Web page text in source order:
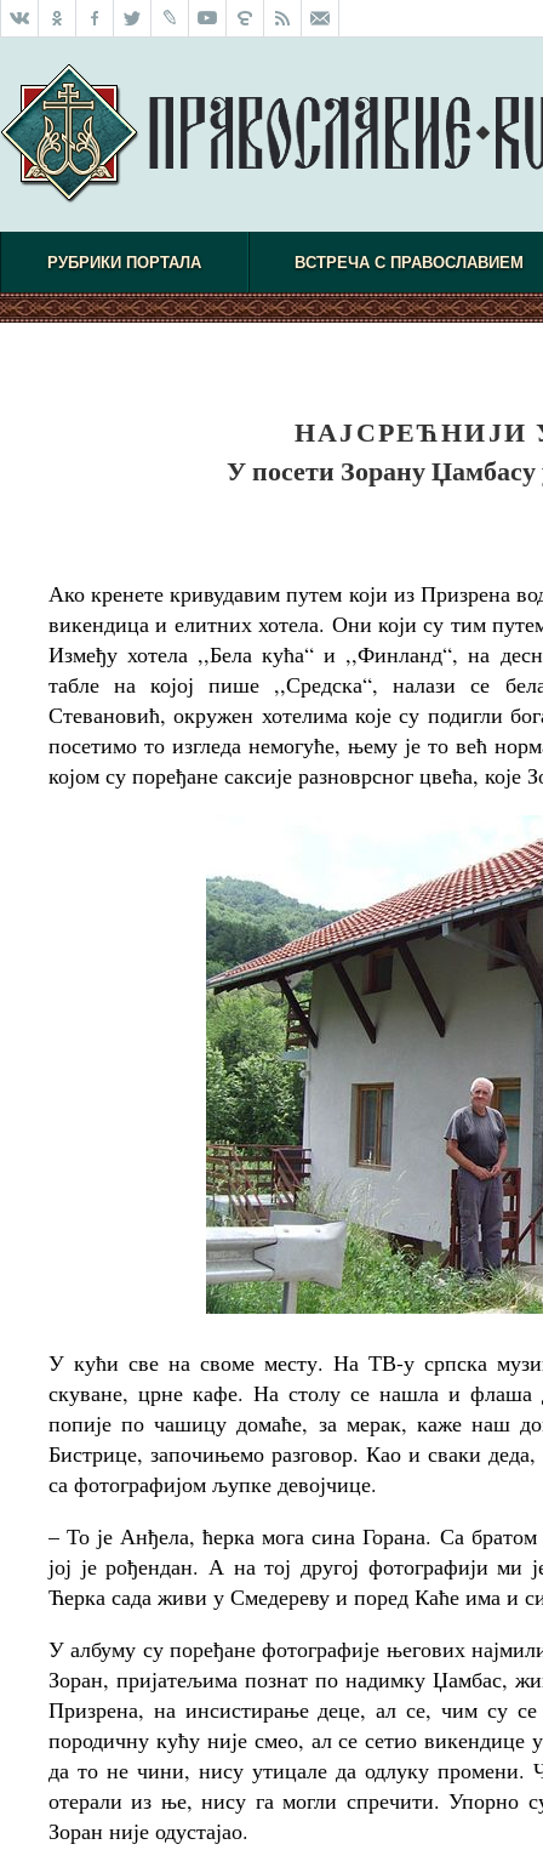
РУБРИКИ ПОРТАЛА ВСТРЕЧА С ПРАВОСЛАВИЕМ
У посети Зорану Џамбасу
Ако кренете кривудавим путем који из Призрена
викендица и елитних хотела. Они који су тим
Између хотела ,,Бела кућа“ и ,,Финланд“, на
табле на којој пише ,,Средска“, налази се
Стевановић, окружен хотелима које су подигли
посетимо то изгледа немогуће, њему је то већ
којом су поређане саксије разноврсног цвећа,
У кући све на своме месту. На ТВ-у српска
скуване, црне кафе. На столу се нашла и флаша
попије по чашицу домаће, за мерак, каже наш
Бистрице, започињемо разговор. Као и сваки
са фотографијом љупке девојчице.
– То је Анђела, ћерка мога сина Горана. Са
јој је рођендан. А на тој другој фотографији
Ћерка сада живи у Смедереву и поред Каће има и
У албуму су поређане фотографије његових
Зоран, пријатељима познат по надимку Џамбас,
Призрена, на инсистирање деце, ал се, чим су
породичну кућу није смео, ал се сетио
да то не чини, нису утицале да одлуку
отерали из ње, нису га могли спречити. Упорно
Зоран није одустајао.